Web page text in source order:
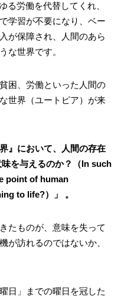
る労働を代替してくれ、
学習が不要になり、ベー
が保障され、人間のあら
な世界です。
困、労働といった人間の
世界（ユートピア）が来
』において、人間の存在
を与えるのか？（In such
point of human
to life?）」 。
たものが、意味を失って
が訪れるのではないか、
日」までの曜日を冠した